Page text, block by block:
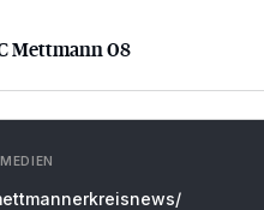
Mettmann 08
Mettmann 08